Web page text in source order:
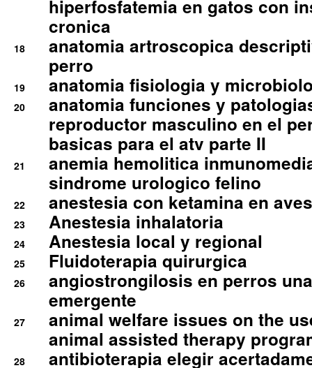
hiperfosfatemia en gatos con
cronica
18
anatomia artroscopica
perro
19 anatomia fisiologia y
20
anatomia funciones y
reproductor masculino en el
basicas para el atv parte II
21
anemia hemolitica
sindrome urologico felino
22 anestesia con ketamina en
23 Anestesia inhalatoria
24 Anestesia local y regional
25 Fluidoterapia quirurgica
26
angiostrongilosis en perros
emergente
27
animal welfare issues on the
animal assisted therapy
28 antibioterapia elegir